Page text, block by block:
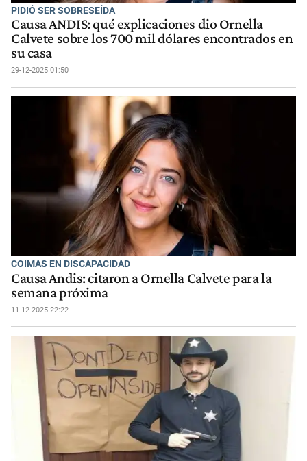
PIDIÓ SER SOBRESEÍDA
Causa ANDIS: qué explicaciones dio Ornella
Calvete sobre los 700 mil dólares encontrados en
su casa
29-12-2025 01:50
COIMAS EN DISCAPACIDAD
Causa Andis: citaron a Ornella Calvete para la
semana próxima
11-12-2025 22:22